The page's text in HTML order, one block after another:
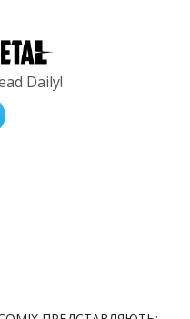
Daily!